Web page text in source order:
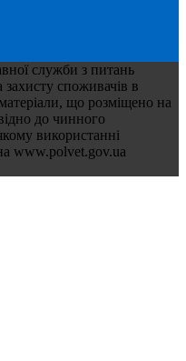
служби з питань
захисту споживачів в
що розміщено на
до чинного
використанні
www.polvet.gov.ua